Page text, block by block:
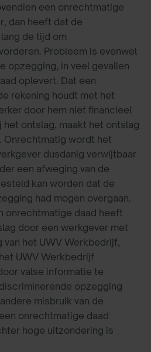
een onrechtmatige
dan heeft dat de
de tijd om
Probleem is evenwel
opzegging, in veel gevallen
oplevert. Dat een
rekening houdt met het
door hem niet financieel
ontslag, maakt het ontslag
Onrechtmatig wordt het
dusdanig verwijtbaar
een afweging van de
kan worden dat de
had mogen overgaan.
onrechtmatige daad heeft
door een werkgever met
van het UWV Werkbedrijf,
UWV Werkbedrijf
valse informatie te
opzegging
misbruik van de
onrechtmatige daad
hoge uitzondering is